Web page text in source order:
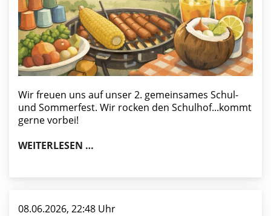
Wir freuen uns auf unser 2. gemeinsames Schul-
und Sommerfest. Wir rocken den Schulhof...kommt
gerne vorbei!
WEITERLESEN …
08.06.2026, 22:48 Uhr